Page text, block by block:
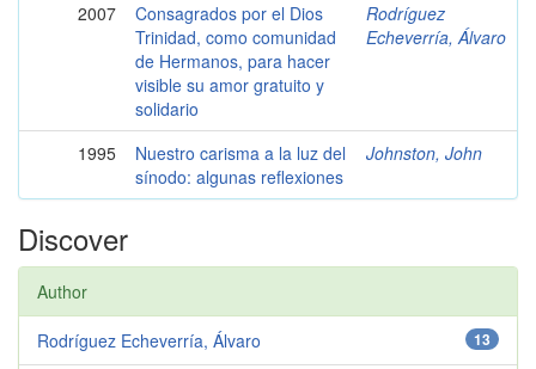
2007
Consagrados por el Dios
Trinidad, como comunidad
de Hermanos, para hacer
visible su amor gratuito y
solidario
Rodríguez
Echeverría, Álvaro
1995
Nuestro carisma a la luz del
sínodo: algunas reflexiones
Johnston, John
Discover
Author
13
Rodríguez Echeverría, Álvaro